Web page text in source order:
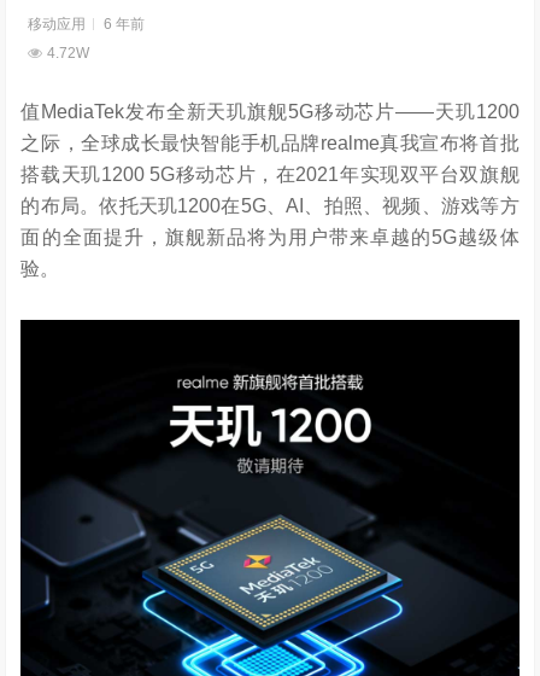
移动应用
6 年前
4.72W
值MediaTek发布全新天玑旗舰5G移动芯片——天玑1200
之际，全球成长最快智能手机品牌realme真我宣布将首批
搭载天玑1200 5G移动芯片，在2021年实现双平台双旗舰
的布局。依托天玑1200在5G、AI、拍照、视频、游戏等方
面的全面提升，旗舰新品将为用户带来卓越的5G越级体
验。